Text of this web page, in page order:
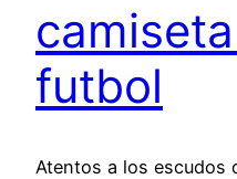
futbol
Atentos a los escudos